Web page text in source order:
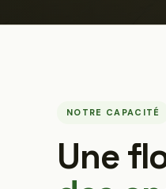
NOTRE CAPACITÉ
Une